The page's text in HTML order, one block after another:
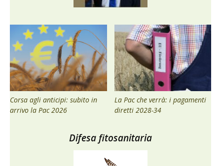
Corsa agli anticipi: subito in
arrivo la Pac 2026
La Pac che verrà: i pagamenti
diretti 2028-34
Difesa fitosanitaria